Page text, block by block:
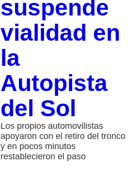
suspende
vialidad en
la
Autopista
del Sol
Los propios automovilistas
apoyaron con el retiro del tronco
y en pocos minutos
restablecieron el paso